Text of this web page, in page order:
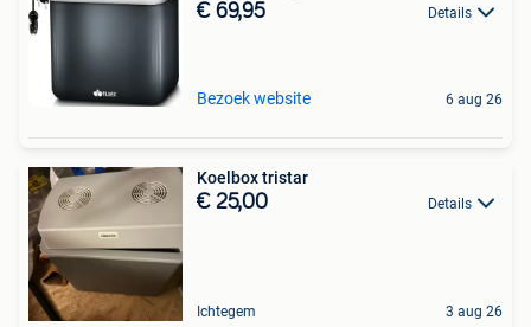
€ 69,95 Details
Bezoek website 6 aug 26
Koelbox tristar
€ 25,00 Details
Ichtegem 3 aug 26